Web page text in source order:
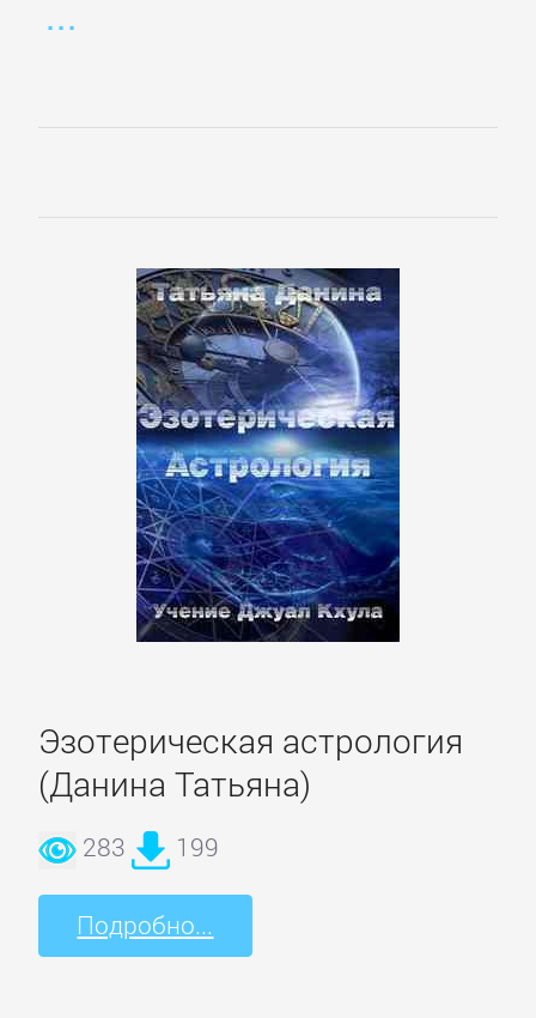
Эзотерическая астрология
(Данина Татьяна)
283 199
Подробно...
ИСКУССТВО
Кинематограф,
КЛАССИКА
Древневосточная
литература
Зарубежная
классика
Классическая
Литература
19
века
Литература
века